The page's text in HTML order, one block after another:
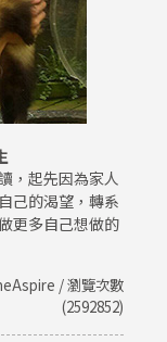
，起先因為家人
己的渴望，轉系
更多自己想做的
/ 瀏覽次數
(2592852)